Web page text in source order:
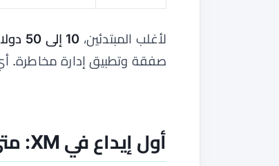
لأغلب المبتدئين، 10 إلى 50 دولاراً
صفقة وتطبيق إدارة مخاطرة. أي
أول إيداع في XM: متى يكون مناسباً؟